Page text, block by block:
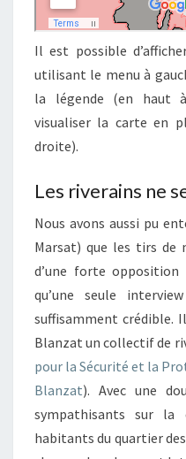
Il est possible
utilisant le menu à
la légende (en haut
visualiser la carte en
droite).
Les riverains ne
Nous avons aussi pu
Marsat) que les tirs de
d’une forte
qu’une seule
suffisamment crédible.
Blanzat un collectif de
pour la Sécurité et la
Blanzat). Avec une
sympathisants sur la
habitants du quartier